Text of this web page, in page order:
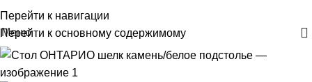
Перейти к навигации
Перейти к основному содержимому
Меню